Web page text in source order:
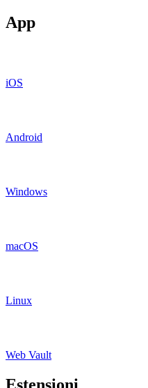
App
iOS
Android
Windows
macOS
Linux
Web Vault